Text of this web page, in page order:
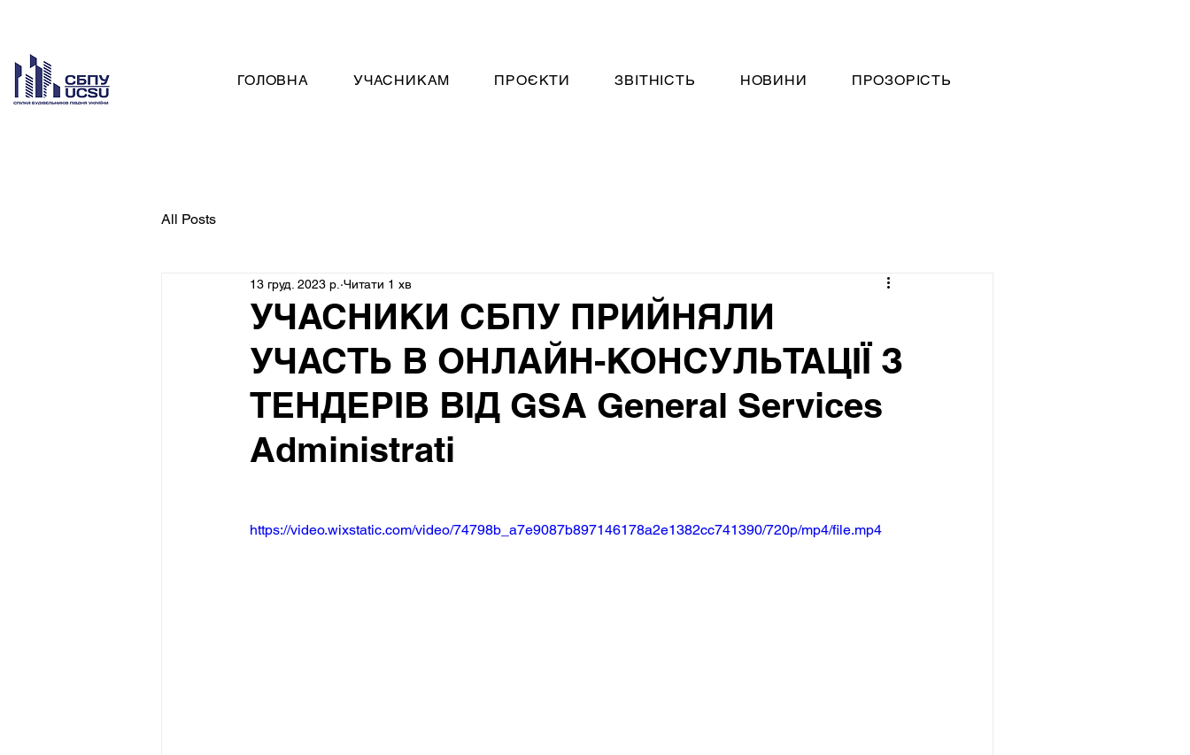
ГОЛОВНА УЧАСНИКАМ ПРОЄКТИ ЗВІТНІСТЬ НОВИНИ ПРОЗОРІСТЬ
All Posts
УЧАСНИКИ СБПУ ПРИЙНЯЛИ
УЧАСТЬ В ОНЛАЙН-КОНСУЛЬТАЦІЇ З
ТЕНДЕРІВ ВІД GSA General Services
Administrati
13 груд. 2023 р. Читати 1 хв
https://video.wixstatic.com/video/74798b_a7e9087b897146178a2e1382cc741390/720p/mp4/file.mp4